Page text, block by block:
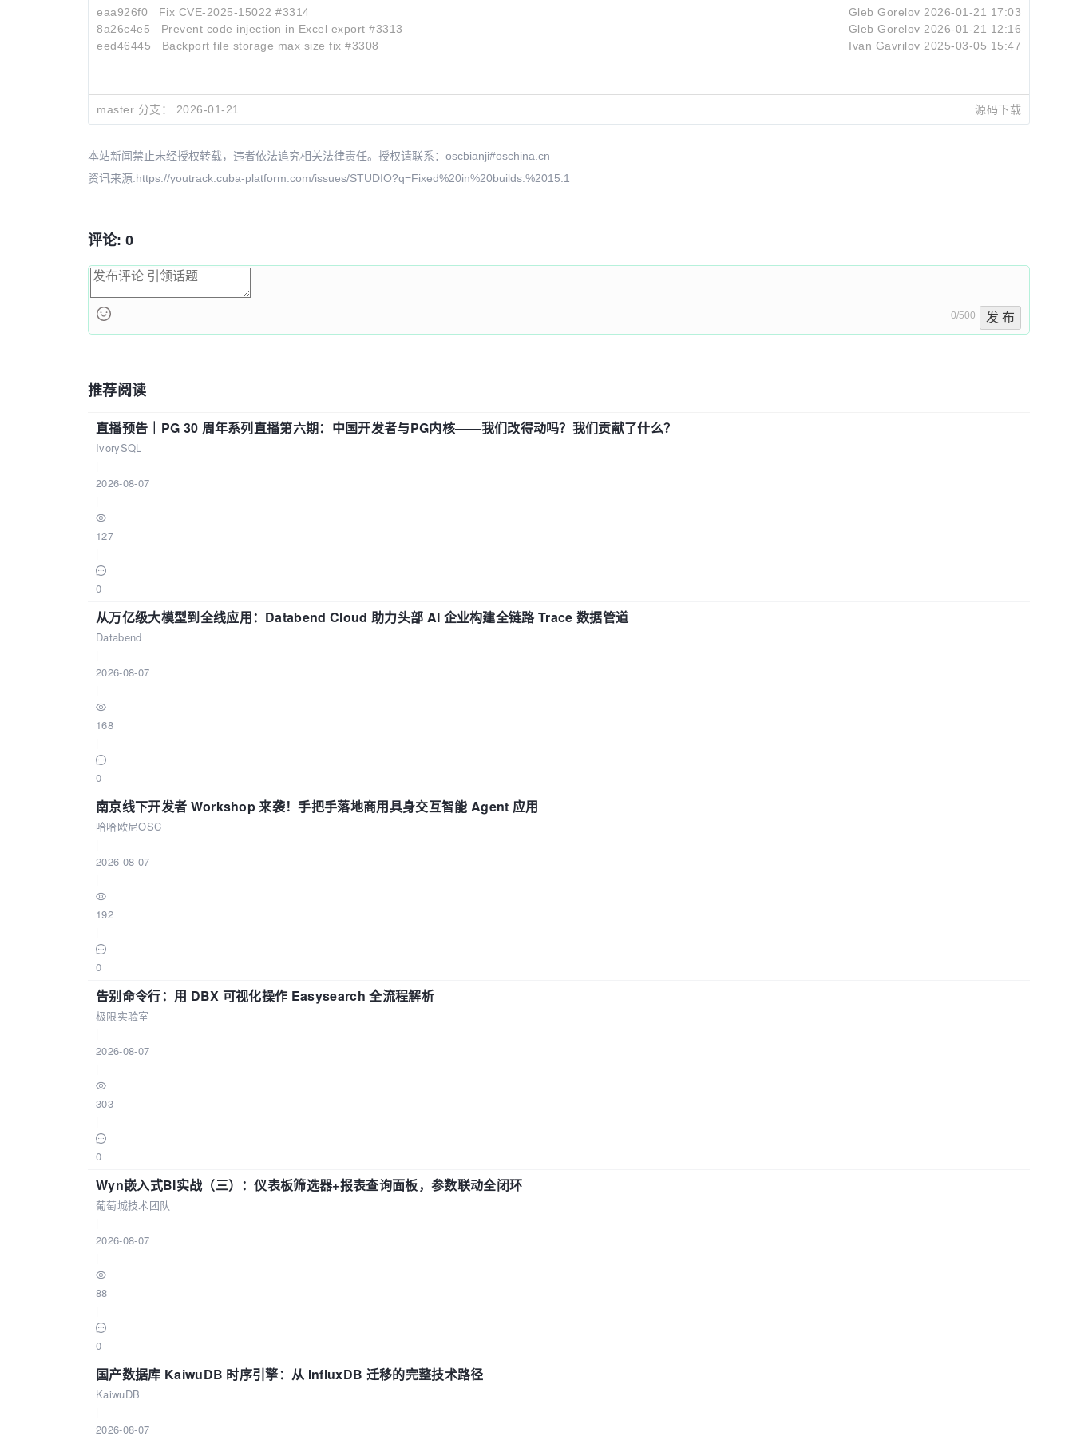
eaa926f0 Fix CVE-2025-15022 #3314 Gleb Gorelov 2026-01-21 17:03
8a26c4e5
Prevent code injection in Excel export #3313 Gleb Gorelov 2026-01-21 12:16
eed46445
Backport file storage max size fix #3308 Ivan Gavrilov 2025-03-05 15:47
master 分支： 2026-01-21 源码下载
本站新闻禁止未经授权转载，违者依法追究相关法律责任。授权请联系：oscbianji#oschina.cn
资讯来源:https://youtrack.cuba-platform.com/issues/STUDIO?q=Fixed%20in%20builds:%2015.1
评论: 0
0/500 发 布
推荐阅读
直播预告｜PG 30 周年系列直播第六期：中国开发者与PG内核——我们改得动吗？我们贡献了什么？
IvorySQL
2026-08-07
127
0
从万亿级大模型到全线应用：Databend Cloud 助力头部 AI 企业构建全链路 Trace 数据管道
Databend
2026-08-07
168
0
南京线下开发者 Workshop 来袭！手把手落地商用具身交互智能 Agent 应用
哈哈欧尼OSC
2026-08-07
192
0
告别命令行：用 DBX 可视化操作 Easysearch 全流程解析
极限实验室
2026-08-07
303
0
Wyn嵌入式BI实战（三）：仪表板筛选器+报表查询面板，参数联动全闭环
葡萄城技术团队
2026-08-07
88
0
国产数据库 KaiwuDB 时序引擎：从 InfluxDB 迁移的完整技术路径
KaiwuDB
2026-08-07